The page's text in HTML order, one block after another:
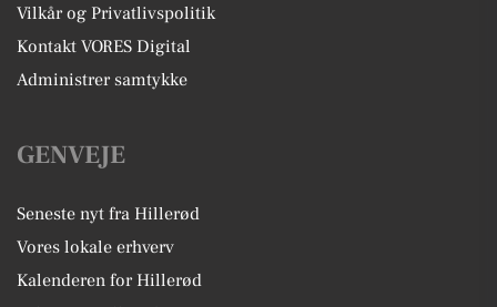
Vilkår og Privatlivspolitik
Kontakt VORES Digital
Administrer samtykke
GENVEJE
Seneste nyt fra Hillerød
Vores lokale erhverv
Kalenderen for Hillerød